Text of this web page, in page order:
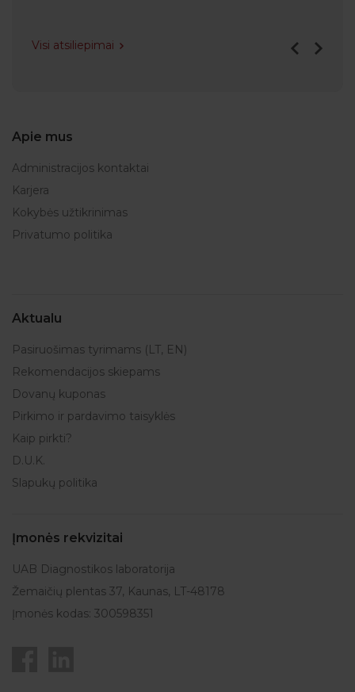
Visi atsiliepimai
Apie mus
Administracijos kontaktai
Karjera
Kokybės užtikrinimas
Privatumo politika
Aktualu
Pasiruošimas tyrimams (LT, EN)
Rekomendacijos skiepams
Dovanų kuponas
Pirkimo ir pardavimo taisyklės
Kaip pirkti?
D.U.K.
Slapukų politika
Įmonės rekvizitai
UAB Diagnostikos laboratorija
Žemaičių plentas 37, Kaunas, LT-48178
Įmonės kodas: 300598351